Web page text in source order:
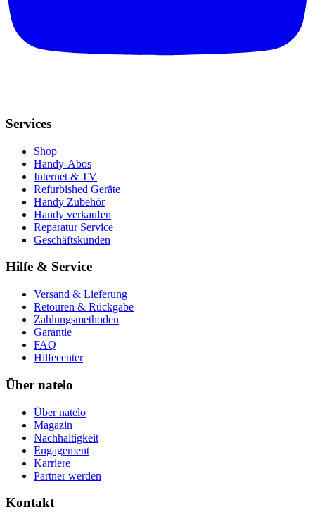
Services
Shop
Handy-Abos
Internet & TV
Refurbished Geräte
Handy Zubehör
Handy verkaufen
Reparatur Service
Geschäftskunden
Hilfe & Service
Versand & Lieferung
Retouren & Rückgabe
Zahlungsmethoden
Garantie
FAQ
Hilfecenter
Über natelo
Über natelo
Magazin
Nachhaltigkeit
Engagement
Karriere
Partner werden
Kontakt